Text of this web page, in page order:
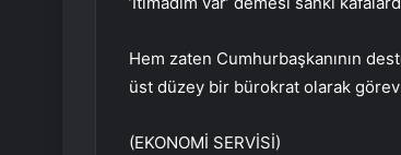
Hem zaten Cumhurbaşkanının
üst düzey bir bürokrat olarak
(EKONOMİ SERVİSİ)